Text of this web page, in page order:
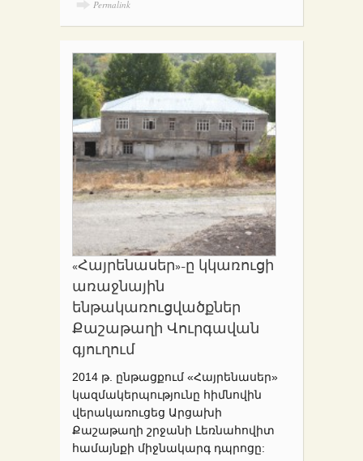
Permalink
«Հայրենասեր»-ը կկառուցի
առաջնային
ենթակառուցվածքներ
Քաշաթաղի Վուրգավան
գյուղում
2014 թ. ընթացքում «Հայրենասեր»
կազմակերպությունը հիմնովին
վերակառուցեց Արցախի
Քաշաթաղի շրջանի Լեռնահովիտ
համայնքի միջնակարգ դպրոցը: